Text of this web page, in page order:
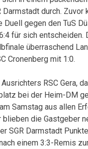
Darmstadt durch. Zuvor
Duell gegen den TuS
für sich entscheiden.
überraschend
Cronenberg mit 1:0.
RSC Gera,
bei der Heim-DM
Samstag aus allen
blieben die Gastgeber
SGR Darmstadt
einem 3:3-Remis